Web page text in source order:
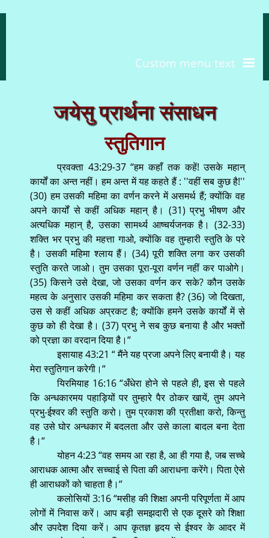
Custom menu text
जयेसु प्रार्थना संसाधन
स्तुतिगान
प्रवक्ता 43:29-37 “हम कहाँ तक कहें! उसके महान्
कार्यों का अन्त नहीं। हम अन्त में यह कहते हैं : ''वहीं सब कुछ है!''
(30) हम उसकी महिमा का वर्णन करने में असमर्थ हैं; क्योंकि वह
अपने कार्यों से कहीं अधिक महान् है। (31) प्रभु भीषण और
अत्यधिक महान् है, उसका सामर्थ्य आष्चर्यजनक है। (32-33)
शक्ति भर प्रभु की महत्ता गाओ, क्योंकि वह तुम्हारी स्तुति के परे
है। उसकी महिमा श्लाय हैं। (34) पूरी शक्ति लगा कर उसकी
स्तुति करते जाओ। तुम उसका पूरा-पूरा वर्णन नहीं कर पाओगे।
(35) किसने उसे देखा, जो उसका वर्णन कर सके? कौन उसके
महत्व के अनुसार उसकी महिमा कर सकता है? (36) जो दिखता,
उस से कहीं अधिक अप्रकट है; क्योंकि हमने उसके कार्यों में से
कुछ को ही देखा है। (37) प्रभु ने सब कुछ बनाया है और भक्तों
को प्रज्ञा का वरदान दिया है।“
इसायाह 43:21 “ मैंने यह प्रजा अपने लिए बनायी है। यह
मेरा स्तुतिगान करेगी।“
यिरमियाह 16:16 “अँधेरा होने से पहले ही, इस से पहले
कि अन्धकारमय पहाड़ियों पर तुम्हारे पैर ठोकर खायें, तुम अपने
प्रभु-ईश्वर की स्तुति करो। तुम प्रकाश की प्रतीक्षा करो, किन्तु
वह उसे घोर अन्धकार में बदलता और उसे काला बादल बना देता
है।“
योहन 4:23 “वह समय आ रहा है, आ ही गया है, जब सच्चे
आराधक आत्मा और सच्चाई से पिता की आराधना करेंगे। पिता ऐसे
ही आराधकों को चाहता है।“
कलोसियों 3:16 “मसीह की शिक्षा अपनी परिपूर्णता में आप
लोगों में निवास करें। आप बड़ी समझदारी से एक दूसरे को शिक्षा
और उपदेश दिया करें। आप कृतज्ञ हृदय से ईश्वर के आदर में